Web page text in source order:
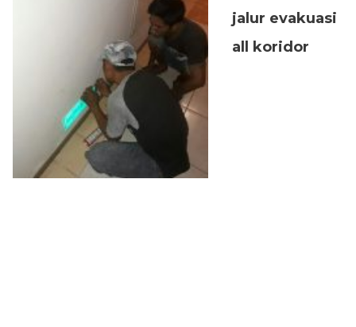
jalur evakuasi
all koridor